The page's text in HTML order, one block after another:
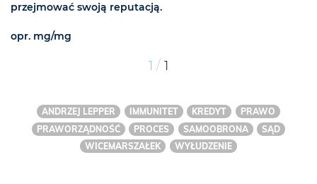
przejmować swoją reputacją.
opr. mg/mg
1 / 1
ANDRZEJ LEPPER IMMUNITET KREDYT
PRAWO
PRAWORZĄDNOŚĆ
PROCES SAMOOBRONA
SĄD
WICEMARSZAŁEK
WYŁUDZENIE